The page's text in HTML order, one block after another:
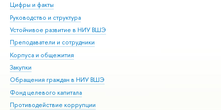
Цифры и факты
Руководство и структура
Устойчивое развитие в НИУ ВШЭ
Преподаватели и сотрудники
Корпуса и общежития
Закупки
Обращения граждан в НИУ ВШЭ
Фонд целевого капитала
Противодействие коррупции